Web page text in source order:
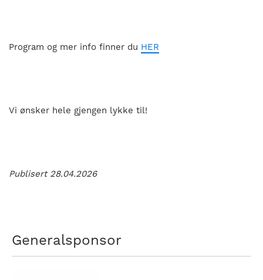
Program og mer info finner du HER
Vi ønsker hele gjengen lykke til!
Publisert 28.04.2026
Generalsponsor